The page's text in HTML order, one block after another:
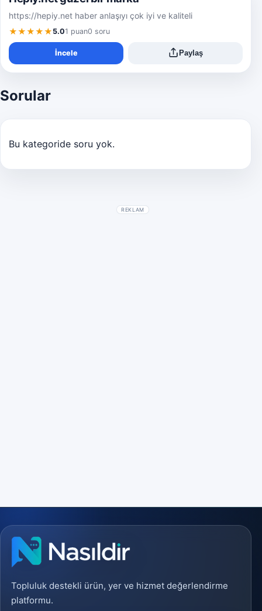
https://hepiy.net haber anlaşıyı çok iyi ve kaliteli
★★★★★ 5.01 puan0 soru
İncele Paylaş
Sorular
Bu kategoride soru yok.
REKLAM
Topluluk destekli ürün, yer ve hizmet değerlendirme
platformu.